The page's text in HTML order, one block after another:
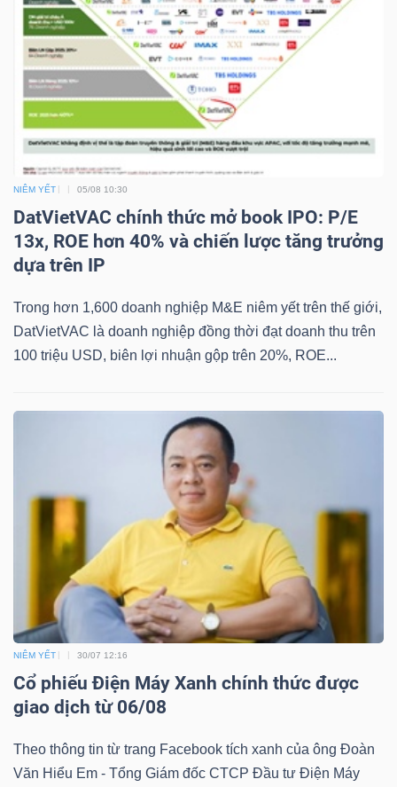
NIÊM YẾT 05/08 10:30
DatVietVAC chính thức mở book IPO: P/E
13x, ROE hơn 40% và chiến lược tăng trưởng
dựa trên IP
Trong hơn 1,600 doanh nghiệp M&E niêm yết trên thế giới,
DatVietVAC là doanh nghiệp đồng thời đạt doanh thu trên
100 triệu USD, biên lợi nhuận gộp trên 20%, ROE...
NIÊM YẾT 30/07 12:16
Cổ phiếu Điện Máy Xanh chính thức được
giao dịch từ 06/08
Theo thông tin từ trang Facebook tích xanh của ông Đoàn
Văn Hiểu Em - Tổng Giám đốc CTCP Đầu tư Điện Máy
YẾU
TIÊU
DÙNG
THIẾT
YẾU
CHĂM
SÓC
SỨC
CÔNG
NGHỆ
TIN